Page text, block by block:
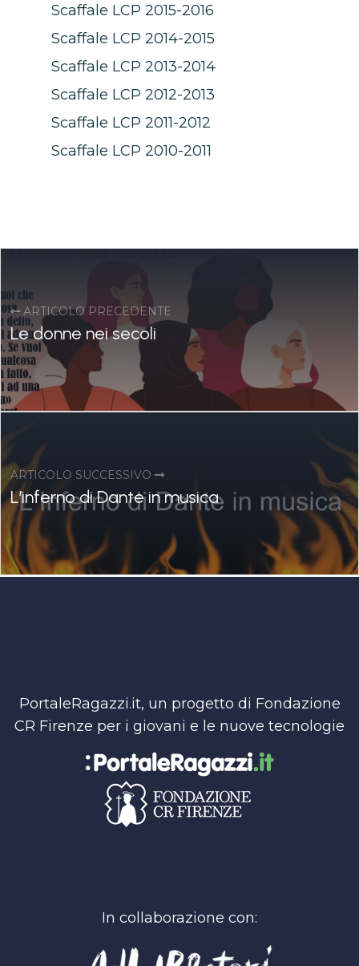
Scaffale LCP 2015-2016
Scaffale LCP 2014-2015
Scaffale LCP 2013-2014
Scaffale LCP 2012-2013
Scaffale LCP 2011-2012
Scaffale LCP 2010-2011
ARTICOLO PRECEDENTE
Le donne nei secoli
ARTICOLO SUCCESSIVO
L’inferno di Dante in musica
PortaleRagazzi.it, un progetto di Fondazione
CR Firenze per i giovani e le nuove tecnologie
In collaborazione con: